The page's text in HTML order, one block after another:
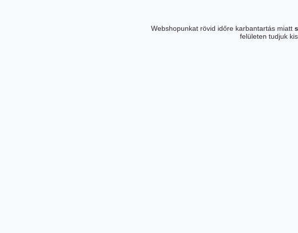
Webshopunkat rövid időre karbantartás miatt
felületen tudjuk